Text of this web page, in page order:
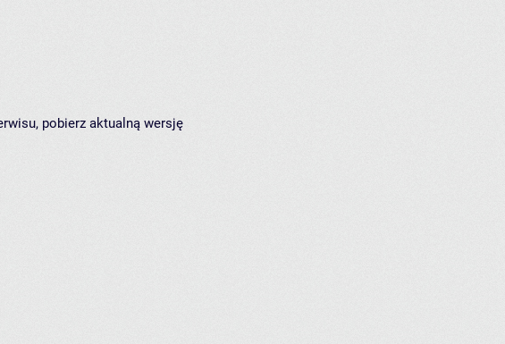
pobierz aktualną wersję